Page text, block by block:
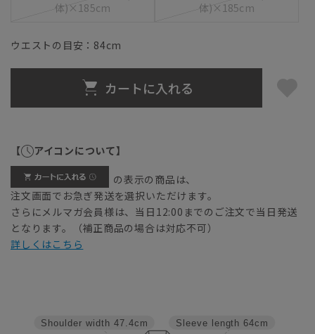
体)×185cm
体)×185cm
ウエストの目安： 84cm
カートに入れる
【 アイコンについて】
の表示の商品は、
注文画面でお急ぎ発送を選択いただけます。
さらにメルマガ会員様は、当日12:00までのご注文で当日発送
となります。（補正商品の場合は対応不可）
詳しくはこちら
Sleeve length 64cm
Shoulder width 47.4cm